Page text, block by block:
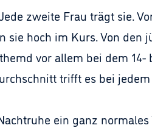
zweite Frau trägt sie.
hoch im Kurs. Von den
vor allem bei dem
trifft es bei
ein ganz normales